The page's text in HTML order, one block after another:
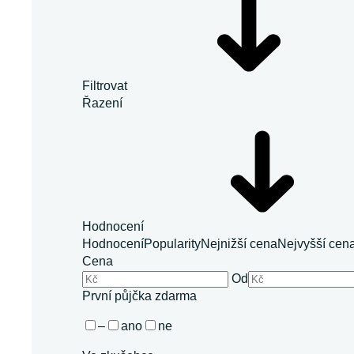
Filtrovat
Řazení
Hodnocení
HodnoceníPopularityNejnižší cenaNejvyšší
Cena
Od
První půjčka zdarma
– ano ne